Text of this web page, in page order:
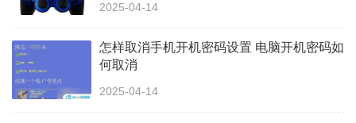
2025-04-14
怎样取消手机开机密码设置 电脑开机密码如
何取消
2025-04-14